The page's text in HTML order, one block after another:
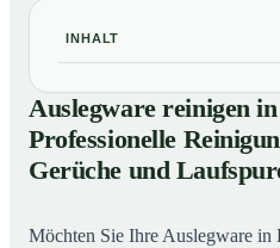
INHALT
01 Auslegware reinigen in
Reinigung gegen Flecken,
02 So wird Auslegware in
Auslegware reinigen
Professionelle
Gerüche und
Möchten Sie Ihre Auslegware in